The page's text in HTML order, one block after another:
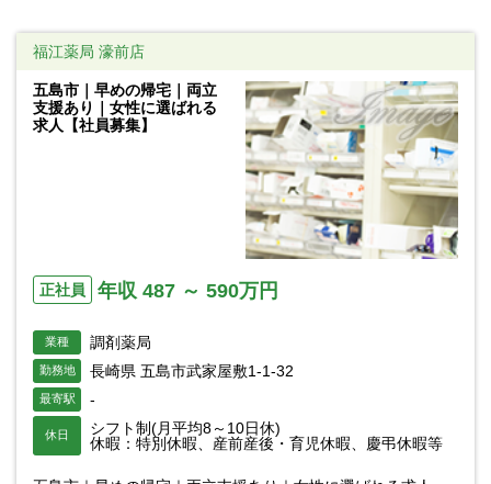
福江薬局 濠前店
五島市｜早めの帰宅｜両立
支援あり｜女性に選ばれる
求人【社員募集】
正社員 年収 487 ～ 590万円
業種 調剤薬局
勤務地 長崎県 五島市武家屋敷1-1-32
最寄駅 -
休日
シフト制(月平均8～10日休)
休暇：特別休暇、産前産後・育児休暇、慶弔休暇等